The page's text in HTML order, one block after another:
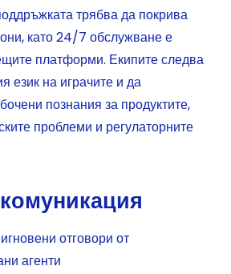
трябва да покрива
като 24/7 обслужване е
платформи. Екипите следва
език на играчите и да
познания за продуктите,
проблеми и регулаторните
отговори от
агенти